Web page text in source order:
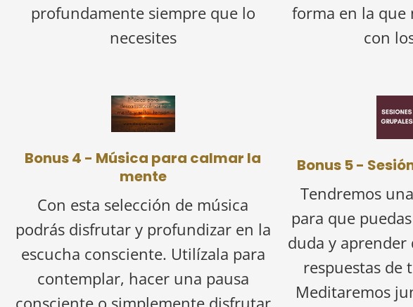
profundamente siempre que lo
necesites
forma en la que
con
Bonus 4 - Música para calmar la
mente
Con esta selección de música
podrás disfrutar y profundizar en la
escucha consciente. Utilízala para
contemplar, hacer una pausa
Bonus 5 -
Tendremos
para que
duda y aprender
respuestas de
Meditaremos